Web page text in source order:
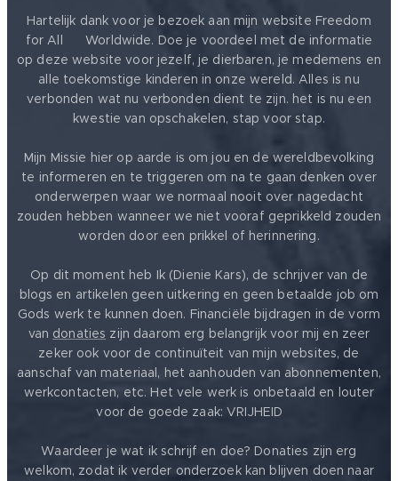
Hartelijk dank voor je bezoek aan mijn website Freedom
for All ❤️ Worldwide. Doe je voordeel met de informatie
op deze website voor jezelf, je dierbaren, je medemens en
alle toekomstige kinderen in onze wereld. Alles is nu
verbonden wat nu verbonden dient te zijn. het is nu een
kwestie van opschakelen, stap voor stap.
Mijn Missie hier op aarde is om jou en de wereldbevolking
te informeren en te triggeren om na te gaan denken over
onderwerpen waar we normaal nooit over nagedacht
zouden hebben wanneer we niet vooraf geprikkeld zouden
worden door een prikkel of herinnering.
Op dit moment heb Ik (Dienie Kars), de schrijver van de
blogs en artikelen geen uitkering en geen betaalde job om
Gods werk te kunnen doen. Financiële bijdragen in de vorm
van donaties zijn daarom erg belangrijk voor mij en zeer
zeker ook voor de continuïteit van mijn websites, de
aanschaf van materiaal, het aanhouden van abonnementen,
werkcontacten, etc. Het vele werk is onbetaald en louter
voor de goede zaak: VRIJHEID ❤️
Waardeer je wat ik schrijf en doe? Donaties zijn erg
welkom, zodat ik verder onderzoek kan blijven doen naar